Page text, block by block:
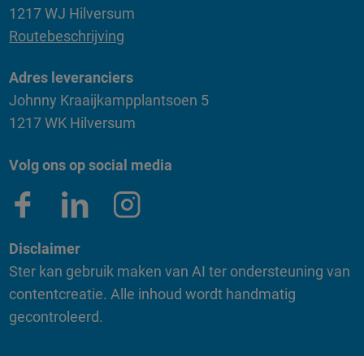
1217 WJ Hilversum
Routebeschrijving
Adres leveranciers
Johnny Kraaijkampplantsoen 5
1217 WK Hilversum
Volg ons op social media
Disclaimer
Ster kan gebruik maken van AI ter ondersteuning van
contentcreatie. Alle inhoud wordt handmatig
gecontroleerd.